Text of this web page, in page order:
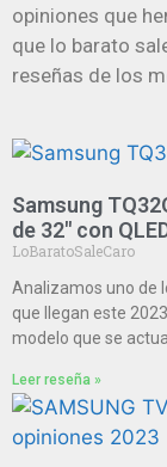
opiniones que
que lo barato
reseñas de los
Samsung
de 32″ con
LoBaratoSaleCaro
Analizamos uno de
que llegan este
modelo que se
Leer reseña »